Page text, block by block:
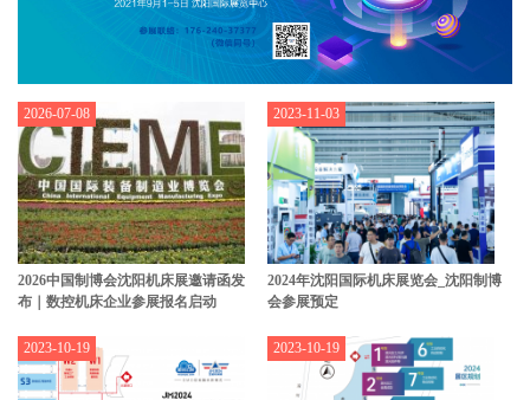
2026中国制博会沈阳机床展邀请函发
布｜数控机床企业参展报名启动
2026-07-08
2024年沈阳国际机床展览会_沈阳制博
会参展预定
2023-11-03
2023-10-19 2023-10-19